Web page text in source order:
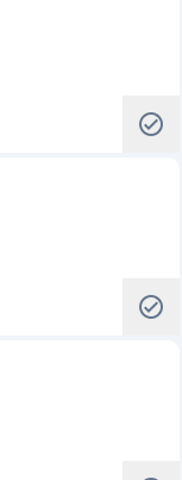
check_circle
check_circle